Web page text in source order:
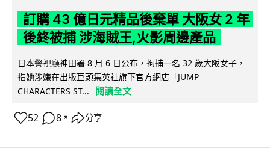
訂購 43 億日元精品後棄單 大阪女 2 年
後終被捕 涉海賊王,火影周邊產品
日本警視廳神田署 8 月 6 日公布，拘捕一名 32 歲大阪女子，
指她涉嫌在出版巨頭集英社旗下官方網店「JUMP
CHARACTERS ST...
閱讀全文
52 8 ↗ 分享